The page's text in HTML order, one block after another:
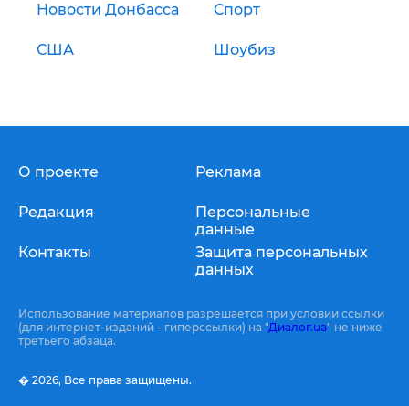
Новости Донбасса Спорт
США Шоубиз
О проекте
Редакция
Контакты
Реклама
Персональные
данные
Защита персональных
данных
Использование материалов разрешается при условии ссылки
(для интернет-изданий - гиперссылки) на "Диалог.ua" не ниже
третьего абзаца.
� 2026, Все права защищены.